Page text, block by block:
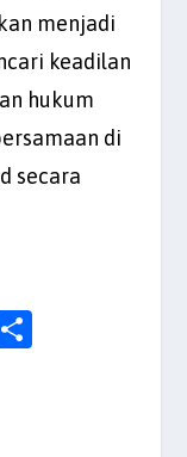
menjadi
keadilan
hukum
di
secara